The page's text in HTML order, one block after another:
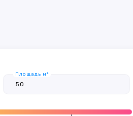
Площадь м²